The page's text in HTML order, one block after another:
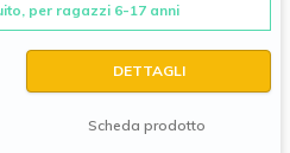
per ragazzi 6-17 anni
DETTAGLI
Scheda prodotto